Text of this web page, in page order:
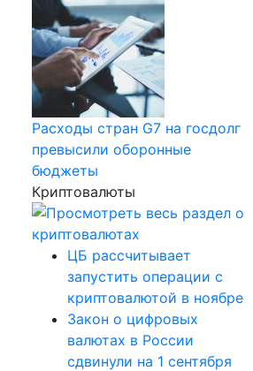
Расходы стран G7 на госдолг
превысили оборонные
бюджеты
Криптовалюты
ЦБ рассчитывает
запустить операции с
криптовалютой в ноябре
Закон о цифровых
валютах в России
сдвинули на 1 сентября